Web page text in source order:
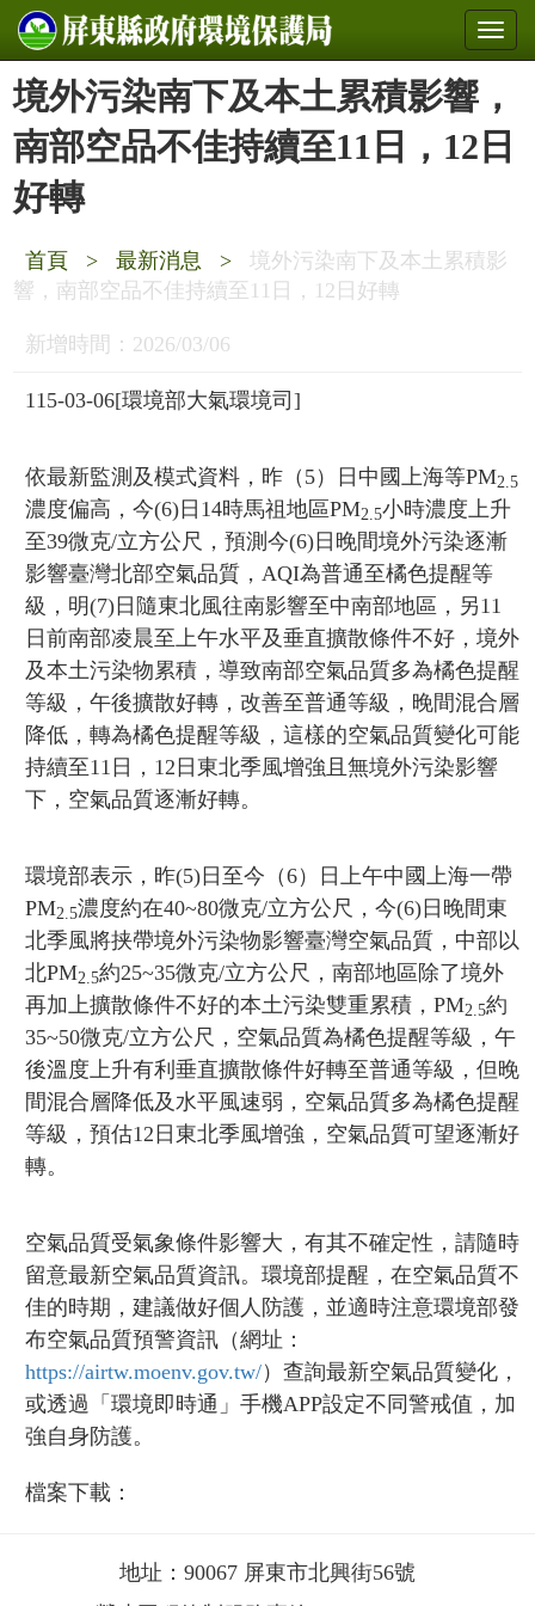
境外污染南下及本土累積影響，
南部空品不佳持續至11日，12日
好轉
首頁 > 最新消息 >
境外污染南下及本土累積影
響，南部空品不佳持續至11日，12日好轉
新增時間：2026/03/06
115-03-06[環境部大氣環境司]
依最新監測及模式資料，昨（5）日中國上海等PM2.5
濃度偏高，今(6)日14時馬祖地區PM2.5小時濃度上升
至39微克/立方公尺，預測今(6)日晚間境外污染逐漸
影響臺灣北部空氣品質，AQI為普通至橘色提醒等
級，明(7)日隨東北風往南影響至中南部地區，另11
日前南部凌晨至上午水平及垂直擴散條件不好，境外
及本土污染物累積，導致南部空氣品質多為橘色提醒
等級，午後擴散好轉，改善至普通等級，晚間混合層
降低，轉為橘色提醒等級，這樣的空氣品質變化可能
持續至11日，12日東北季風增強且無境外污染影響
下，空氣品質逐漸好轉。
環境部表示，昨(5)日至今（6）日上午中國上海一帶
PM2.5濃度約在40~80微克/立方公尺，今(6)日晚間東
北季風將挟帶境外污染物影響臺灣空氣品質，中部以
北PM2.5約25~35微克/立方公尺，南部地區除了境外
再加上擴散條件不好的本土污染雙重累積，PM2.5約
35~50微克/立方公尺，空氣品質為橘色提醒等級，午
後溫度上升有利垂直擴散條件好轉至普通等級，但晚
間混合層降低及水平風速弱，空氣品質多為橘色提醒
等級，預估12日東北季風增強，空氣品質可望逐漸好
轉。
空氣品質受氣象條件影響大，有其不確定性，請隨時
留意最新空氣品質資訊。環境部提醒，在空氣品質不
佳的時期，建議做好個人防護，並適時注意環境部發
布空氣品質預警資訊（網址：
https://airtw.moenv.gov.tw/）查詢最新空氣品質變化，
或透過「環境即時通」手機APP設定不同警戒值，加
強自身防護。
檔案下載：
地址：90067 屏東市北興街56號